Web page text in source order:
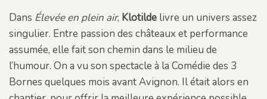
Dans Élevée en plein air, Klotilde livre un univers assez
singulier. Entre passion des châteaux et performance
assumée, elle fait son chemin dans le milieu de
l’humour. On a vu son spectacle à la Comédie des 3
Bornes quelques mois avant Avignon. Il était alors en